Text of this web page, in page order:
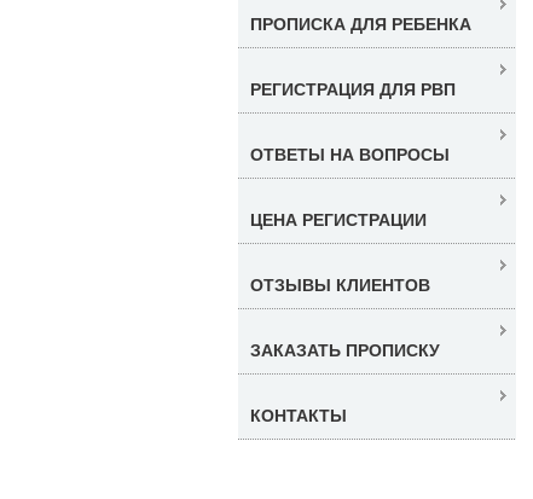
ПРОПИСКА ДЛЯ РЕБЕНКА
РЕГИСТРАЦИЯ ДЛЯ РВП
ОТВЕТЫ НА ВОПРОСЫ
ЦЕНА РЕГИСТРАЦИИ
ОТЗЫВЫ КЛИЕНТОВ
ЗАКАЗАТЬ ПРОПИСКУ
КОНТАКТЫ